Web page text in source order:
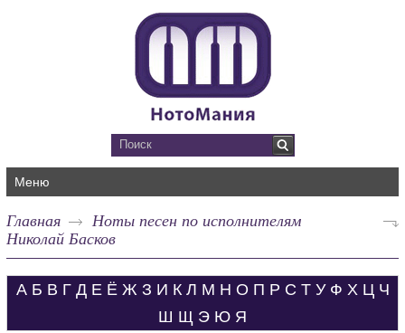
Меню
Главная
Ноты песен по исполнителям
Николай Басков
А Б В Г Д Е Ё Ж З И К Л М Н О П Р С Т У Ф Х Ц Ч
Ш Щ Э Ю Я